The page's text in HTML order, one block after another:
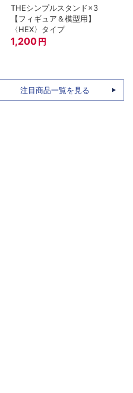
THEシンプルスタンド×3
【フィギュア＆模型用】
〈HEX〉タイプ
1,200 円
注目商品一覧を見る